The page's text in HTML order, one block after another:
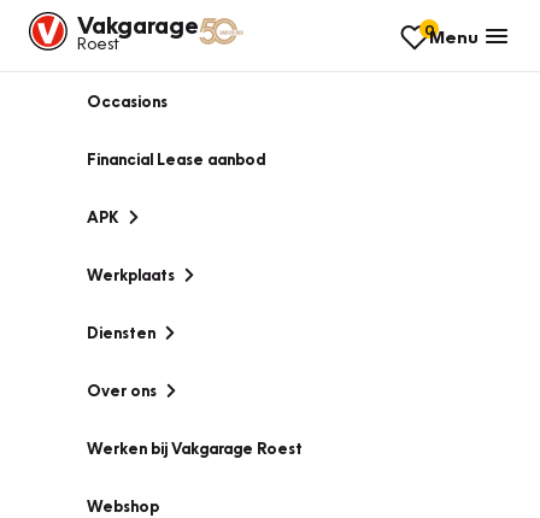
Vakgarage
Roest
0Menu
Occasions
Financial Lease aanbod
APK
Werkplaats
Diensten
Over ons
Werken bij Vakgarage Roest
Webshop